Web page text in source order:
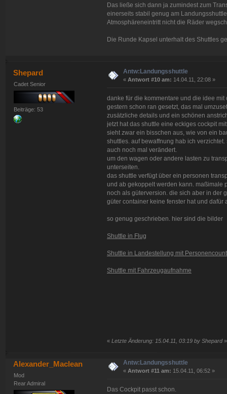
Das ließe sich dann ja zumindest zum
einerseits stabil genug am
Atmosphäreneintritt nicht die Räder
Die Runde Kapsel unterhalt des Shuttles
Shepard
Cadet Senior
Beiträge: 53
Antw:Landungsshuttle
« Antwort #10 am: 14.04.11, 22:08 »
danke für die kommentare und die idee
gestern schon ran gesetzt, das mal
zusätzliche details und ein schönen
jetzt hat das shuttle eine eckiges cockpit
sieht zwar ein bisschen aus, wie von ein
shuttles. auf bewaffnung hab ich
auch noch mal verändert.
um den wagen oder andere lasten zu
unterseiten.
das shuttle verfügt über ein personen
und ab gekoppelt werden kann. maßimale
noch als güterversion. die sich aber in der
güter container keine fenster hat und
so genug geschrieben. hier sind die bilder
Shuttle in Flug
Shuttle in Landestellung mit
Shuttle mit Fahrzeugaufnahme
« Letzte Änderung: 15.04.11, 03:19 by Shepard»
Alexander_Maclean
Mod
Rear Admiral
Antw:Landungsshuttle
« Antwort #11 am: 15.04.11, 06:52 »
Das Cockpit passt schon.